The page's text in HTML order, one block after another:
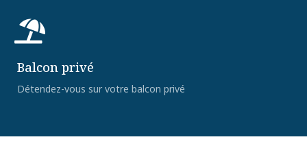
Balcon privé
Détendez-vous sur votre balcon privé